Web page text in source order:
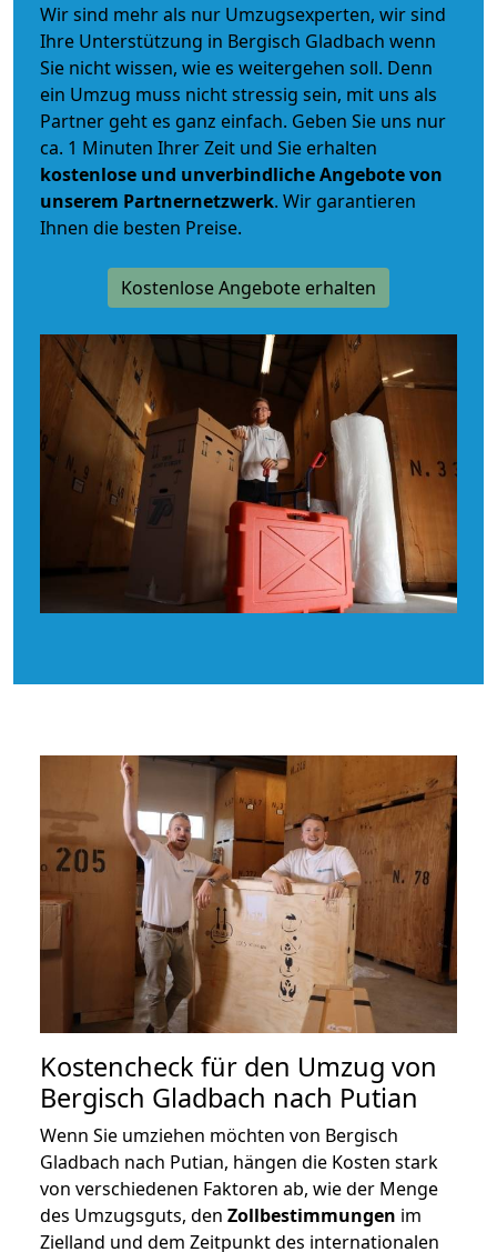
Wir sind mehr als nur Umzugsexperten, wir sind
Ihre Unterstützung in Bergisch Gladbach wenn
Sie nicht wissen, wie es weitergehen soll. Denn
ein Umzug muss nicht stressig sein, mit uns als
Partner geht es ganz einfach. Geben Sie uns nur
ca. 1 Minuten Ihrer Zeit und Sie erhalten
kostenlose und unverbindlicheAngebote von
unserem Partnernetzwerk. Wir garantieren
Ihnen die besten Preise.
Kostenlose Angebote erhalten
Kostencheck für den Umzug von
Bergisch Gladbach nach Putian
Wenn Sie umziehen möchten von Bergisch
Gladbach nach Putian, hängen die Kosten stark
von verschiedenen Faktoren ab, wie der Menge
des Umzugsguts, den Zollbestimmungen im
Zielland und dem Zeitpunkt des internationalen